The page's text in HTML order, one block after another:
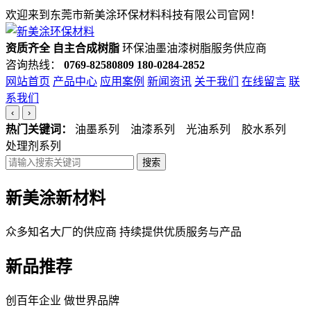
欢迎来到东莞市新美涂环保材料科技有限公司官网！
资质齐全 自主合成树脂 环保油墨油漆树脂服务供应商
咨询热线：
0769-82580809 180-0284-2852
网站首页 产品中心 应用案例 新闻资讯 关于我们 在线留言 联
系我们
‹ ›
热门关键词：
油墨系列 油漆系列 光油系列 胶水系列
处理剂系列
搜索
新美涂新材料
众多知名大厂的供应商 持续提供优质服务与产品
新品推荐
创百年企业 做世界品牌